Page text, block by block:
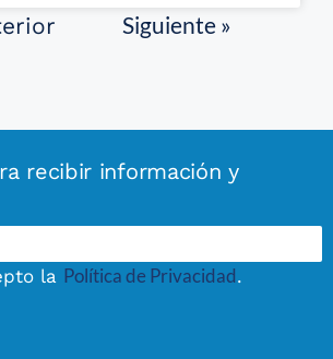
Siguiente »
recibir información y
la Política de Privacidad.